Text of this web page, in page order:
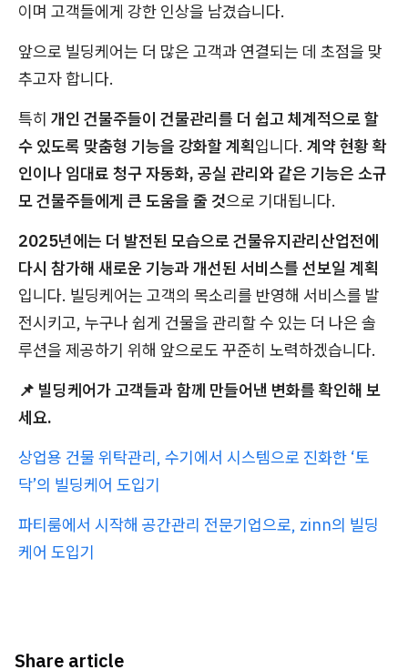
이며 고객들에게 강한 인상을 남겼습니다.
앞으로 빌딩케어는 더 많은 고객과 연결되는 데 초점을 맞
추고자 합니다.
특히 개인 건물주들이 건물관리를 더 쉽고 체계적으로 할
수 있도록 맞춤형 기능을 강화할 계획입니다. 계약 현황 확
인이나 임대료 청구 자동화, 공실 관리와 같은 기능은 소규
모 건물주들에게 큰 도움을 줄 것으로 기대됩니다.
2025년에는 더 발전된 모습으로 건물유지관리산업전에
다시 참가해 새로운 기능과 개선된 서비스를 선보일 계획
입니다. 빌딩케어는 고객의 목소리를 반영해 서비스를 발
전시키고, 누구나 쉽게 건물을 관리할 수 있는 더 나은 솔
루션을 제공하기 위해 앞으로도 꾸준히 노력하겠습니다.
📌 빌딩케어가 고객들과 함께 만들어낸 변화를 확인해 보
세요.
상업용 건물 위탁관리, 수기에서 시스템으로 진화한 ‘토
닥’의 빌딩케어 도입기
파티룸에서 시작해 공간관리 전문기업으로, zinn의 빌딩
케어 도입기
Share article